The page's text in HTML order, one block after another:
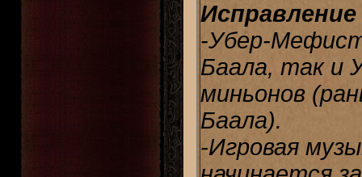
-Убер-
Баала, так и
миньонов
Баала).
-Игровая